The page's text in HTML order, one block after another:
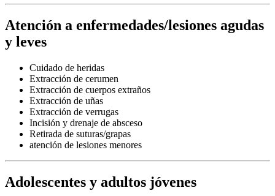
Atención a enfermedades/lesiones agudas
y leves
Cuidado de heridas
Extracción de cerumen
Extracción de cuerpos extraños
Extracción de uñas
Extracción de verrugas
Incisión y drenaje de absceso
Retirada de suturas/grapas
atención de lesiones menores
Adolescentes y adultos jóvenes